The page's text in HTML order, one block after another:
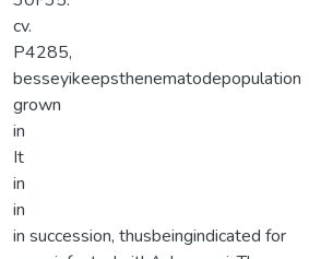
cv.
P4285,
besseyikeepsthenematodepopulation
grown
in
It
in
in
in succession, thusbeingindicated for